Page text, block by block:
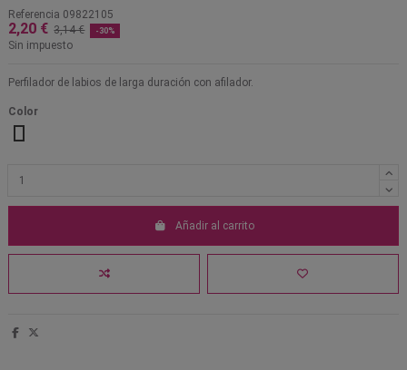
Referencia 09822105
2,20 € 3,14 € -30%
Sin impuesto
Perfilador de labios de larga duración con afilador.
Color
101 Marrón natural
Añadir al carrito